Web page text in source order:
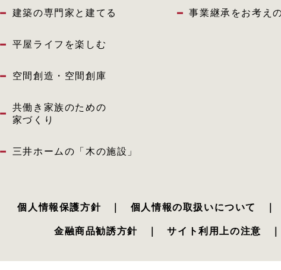
建築の専門家と建てる
平屋ライフを楽しむ
空間創造・空間創庫
共働き家族のための
家づくり
三井ホームの「木の施設」
事業継承をお考え
個人情報保護方針 個人情報の取扱いについて
金融商品勧誘方針 サイト利用上の注意